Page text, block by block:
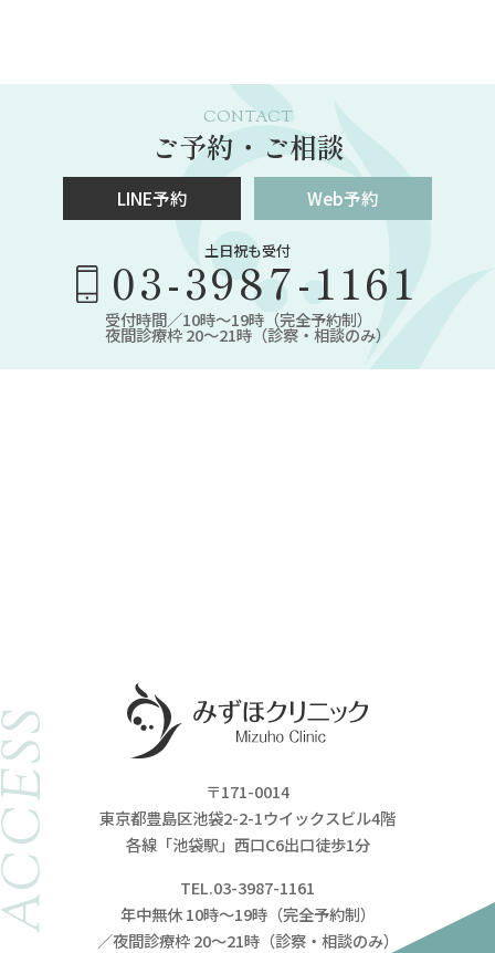
CONTACT
ご予約・ご相談
LINE予約 Web予約
土日祝も受付
03-3987-1161
受付時間／10時～19時（完全予約制）
夜間診療枠 20～21時（診察・相談のみ）
〒171-0014
東京都豊島区池袋2-2-1ウイックスビル4階
各線「池袋駅」西口C6出口徒歩1分
TEL.03-3987-1161
年中無休 10時～19時（完全予約制）
／夜間診療枠 20～21時（診察・相談のみ）